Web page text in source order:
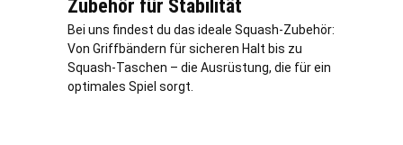
Zubehör für Stabilität
Bei uns findest du das ideale Squash-Zubehör:
Von Griffbändern für sicheren Halt bis zu
Squash-Taschen – die Ausrüstung, die für ein
optimales Spiel sorgt.